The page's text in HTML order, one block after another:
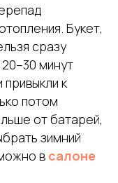
Букет,
сразу
минут
привыкли к
потом
от батарей,
зимний
в салоне